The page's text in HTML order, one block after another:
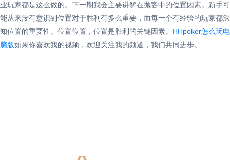
业玩家都是这么做的。下一期我会主要讲解在抛客中的位置因素。新手可
能从来没有意识到位置对于胜利有多么重要，而每一个有经验的玩家都深
知位置的重要性。位置位置，位置是胜利的关键因素。 HHpoker怎么玩电
脑版如果你喜欢我的视频，欢迎关注我的频道，我们共同进步。